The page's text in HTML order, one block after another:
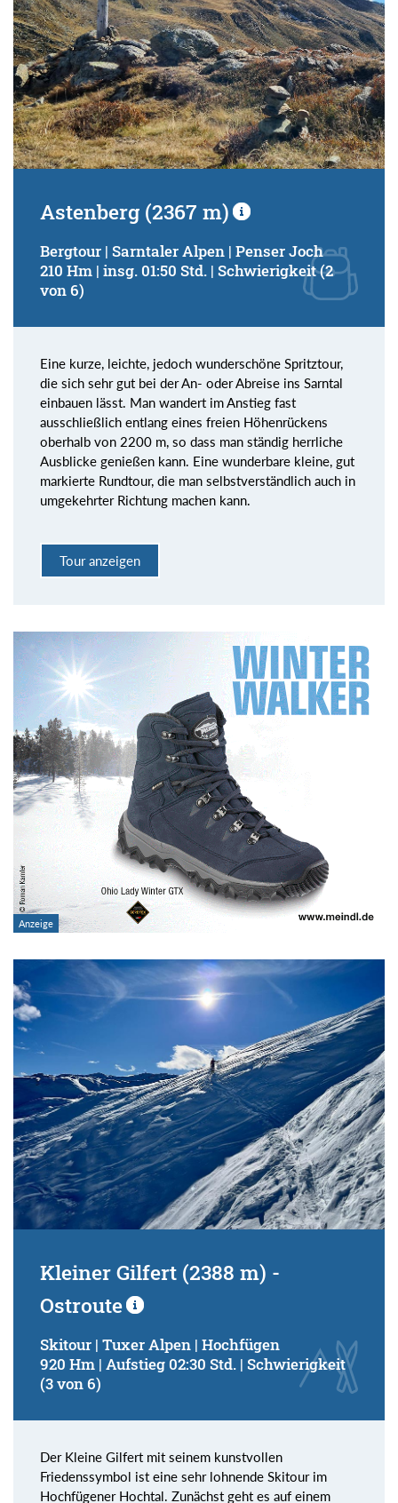
von
bis
Suchbegriff:
Astenberg (2367 m)
Bergtour | Sarntaler Alpen | Penser Joch
210 Hm | insg. 01:50 Std. | Schwierigkeit (2
von 6)
Eine kurze, leichte, jedoch wunderschöne Spritztour,
die sich sehr gut bei der An- oder Abreise ins Sarntal
einbauen lässt. Man wandert im Anstieg fast
ausschließlich entlang eines freien Höhenrückens
oberhalb von 2200 m, so dass man ständig herrliche
Ausblicke genießen kann. Eine wunderbare kleine, gut
markierte Rundtour, die man selbstverständlich auch in
umgekehrter Richtung machen kann.
Tour anzeigen
Kleiner Gilfert (2388 m) -
Ostroute
Skitour | Tuxer Alpen | Hochfügen
920 Hm | Aufstieg 02:30 Std. | Schwierigkeit
(3 von 6)
Der Kleine Gilfert mit seinem kunstvollen
Friedenssymbol ist eine sehr lohnende Skitour im
Hochfügener Hochtal. Zunächst geht es auf einem